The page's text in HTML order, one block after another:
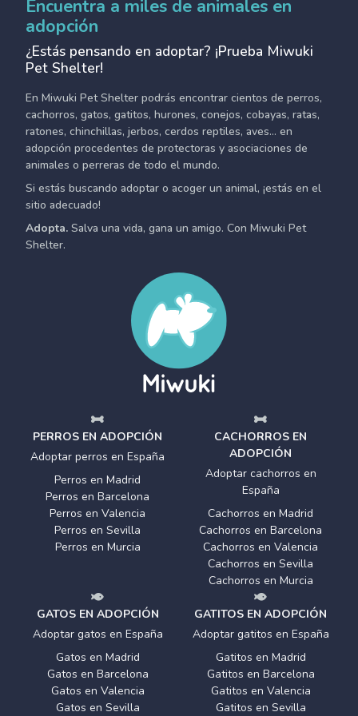
Encuentra a miles de animales en
adopción
¿Estás pensando en adoptar? ¡Prueba Miwuki
Pet Shelter!
En Miwuki Pet Shelter podrás encontrar cientos de perros,
cachorros, gatos, gatitos, hurones, conejos, cobayas, ratas,
ratones, chinchillas, jerbos, cerdos reptiles, aves... en
adopción procedentes de protectoras y asociaciones de
animales o perreras de todo el mundo.
Si estás buscando adoptar o acoger un animal, ¡estás en el
sitio adecuado!
Adopta. Salva una vida, gana un amigo. Con Miwuki Pet
Shelter.
PERROS EN ADOPCIÓN
Adoptar perros en España
Perros en Madrid
Perros en Barcelona
Perros en Valencia
Perros en Sevilla
Perros en Murcia
CACHORROS EN
ADOPCIÓN
Adoptar cachorros en
España
Cachorros en Madrid
Cachorros en Barcelona
Cachorros en Valencia
Cachorros en Sevilla
Cachorros en Murcia
GATOS EN ADOPCIÓN
Adoptar gatos en España
Gatos en Madrid
Gatos en Barcelona
Gatos en Valencia
Gatos en Sevilla
GATITOS EN ADOPCIÓN
Adoptar gatitos en España
Gatitos en Madrid
Gatitos en Barcelona
Gatitos en Valencia
Gatitos en Sevilla